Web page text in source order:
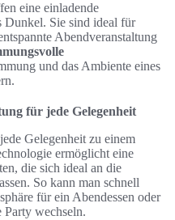
eine einladende
Dunkel. Sie sind ideal für
Abendveranstaltung
und das Ambiente eines
für jede Gelegenheit
Gelegenheit zu einem
ermöglicht eine
die sich ideal an die
So kann man schnell
für ein Abendessen oder
wechseln.